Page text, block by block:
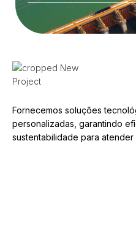
Fornecemos soluções
personalizadas, garantindo
sustentabilidade para